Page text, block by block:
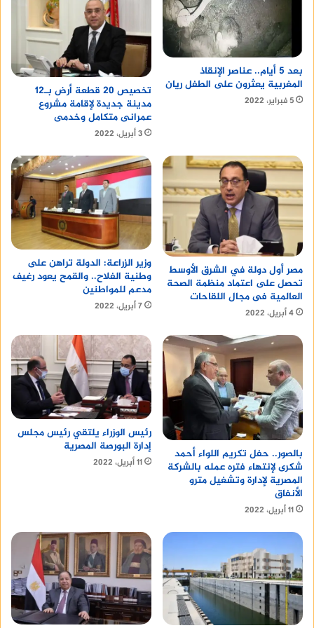
بعد 5 أيام.. عناصر الإنقاذ
المغربية يعثرون على الطفل ريان
5 فبراير، 2022
تخصيص 20 قطعة أرض بـ12
مدينة جديدة لإقامة مشروع
عمرانى متكامل وخدمى
3 أبريل، 2022
مصر أول دولة في الشرق الأوسط
تحصل على اعتماد منظمة الصحة
العالمية فى مجال اللقاحات
4 أبريل، 2022
وزير الزراعة: الدولة تراهن على
وطنية الفلاح.. والقمح يعود رغيف
مدعم للمواطنين
7 أبريل، 2022
بالصور.. حفل تكريم اللواء أحمد
شكرى لإنتهاء فتره عمله بالشركة
المصرية لإدارة وتشغيل مترو
الأنفاق
11 أبريل، 2022
رئيس الوزراء يلتقي رئيس مجلس
إدارة البورصة المصرية
11 أبريل، 2022